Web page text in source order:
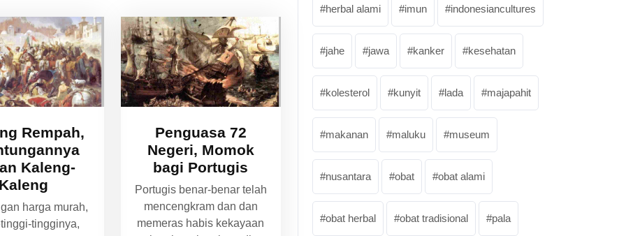
Rempah,
Kaleng-
harga murah,
tingginya,
Penguasa 72
Negeri, Momok
bagi Portugis
Portugis benar-benar telah
mencengkram dan dan
memeras habis kekayaan
herbal alami imun indonesiancultures
jahe jawa kanker kesehatan
kolesterol kunyit lada majapahit
makanan maluku museum
nusantara obat obat alami
obat herbal obat tradisional pala